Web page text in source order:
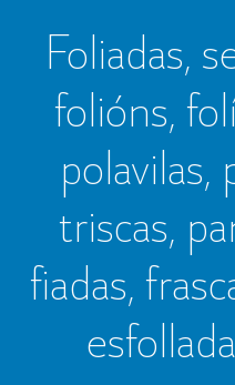
Foliadas,
folións,
polavilas,
triscas,
fiadas,